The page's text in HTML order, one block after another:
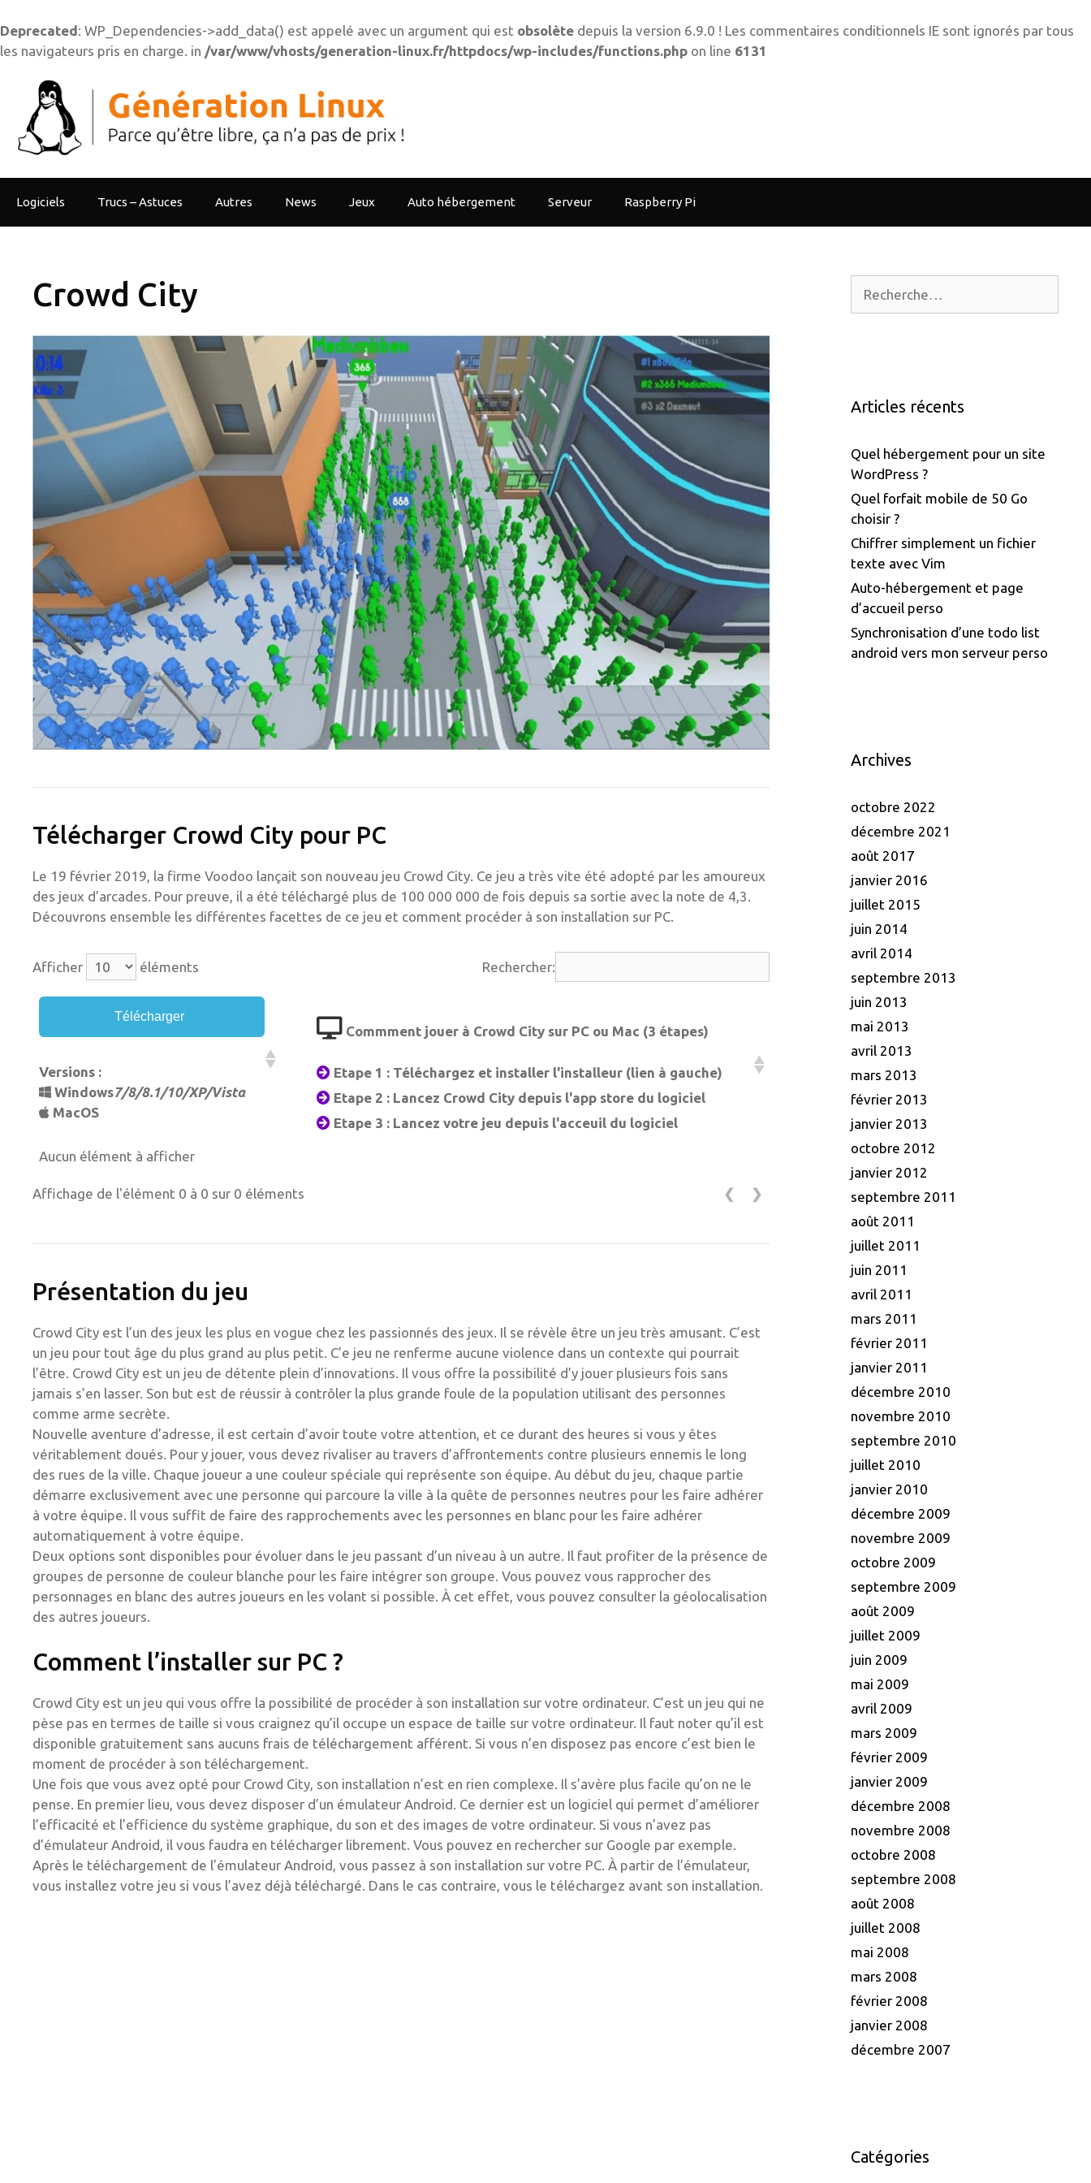
Deprecated: WP_Dependencies->add_data() est appelé avec un argument qui est obsolète depuis la version 6.9.0 ! Les commentaires conditionnels IE sont ignorés par tous
les navigateurs pris en charge. in /var/www/vhosts/generation-linux.fr/httpdocs/wp-includes/functions.php on line 6131
contenu
Logiciels Trucs – Astuces Autres News Jeux Auto hébergement Serveur Raspberry Pi
Crowd City
Télécharger Crowd City pour PC
Le 19 février 2019, la firme Voodoo lançait son nouveau jeu Crowd City. Ce jeu a très vite été adopté par les amoureux
des jeux d’arcades. Pour preuve, il a été téléchargé plus de 100 000 000 de fois depuis sa sortie avec la note de 4,3.
Découvrons ensemble les différentes facettes de ce jeu et comment procéder à son installation sur PC.
Afficher éléments Rechercher:
Télécharger
Versions :
Windows7/8/8.1/10/XP/Vista
MacOS
Commment jouer à Crowd City sur PC ou Mac (3 étapes)
Etape 1 : Téléchargez et installer l'installeur (lien à gauche)
Etape 2 : Lancez Crowd City depuis l'app store du logiciel
Etape 3 : Lancez votre jeu depuis l'acceuil du logiciel
Aucun élément à afficher
Affichage de l'élément 0 à 0 sur 0 éléments ❮ ❯
Présentation du jeu
Crowd City est l’un des jeux les plus en vogue chez les passionnés des jeux. Il se révèle être un jeu très amusant. C’est
un jeu pour tout âge du plus grand au plus petit. C’e jeu ne renferme aucune violence dans un contexte qui pourrait
l’être. Crowd City est un jeu de détente plein d’innovations. Il vous offre la possibilité d’y jouer plusieurs fois sans
jamais s’en lasser. Son but est de réussir à contrôler la plus grande foule de la population utilisant des personnes
comme arme secrète.
Nouvelle aventure d’adresse, il est certain d’avoir toute votre attention, et ce durant des heures si vous y êtes
véritablement doués. Pour y jouer, vous devez rivaliser au travers d’affrontements contre plusieurs ennemis le long
des rues de la ville. Chaque joueur a une couleur spéciale qui représente son équipe. Au début du jeu, chaque partie
démarre exclusivement avec une personne qui parcoure la ville à la quête de personnes neutres pour les faire adhérer
à votre équipe. Il vous suffit de faire des rapprochements avec les personnes en blanc pour les faire adhérer
automatiquement à votre équipe.
Deux options sont disponibles pour évoluer dans le jeu passant d’un niveau à un autre. Il faut profiter de la présence de
groupes de personne de couleur blanche pour les faire intégrer son groupe. Vous pouvez vous rapprocher des
personnages en blanc des autres joueurs en les volant si possible. À cet effet, vous pouvez consulter la géolocalisation
des autres joueurs.
Comment l’installer sur PC ?
Crowd City est un jeu qui vous offre la possibilité de procéder à son installation sur votre ordinateur. C’est un jeu qui ne
pèse pas en termes de taille si vous craignez qu’il occupe un espace de taille sur votre ordinateur. Il faut noter qu’il est
disponible gratuitement sans aucuns frais de téléchargement afférent. Si vous n’en disposez pas encore c’est bien le
moment de procéder à son téléchargement.
Une fois que vous avez opté pour Crowd City, son installation n’est en rien complexe. Il s’avère plus facile qu’on ne le
pense. En premier lieu, vous devez disposer d’un émulateur Android. Ce dernier est un logiciel qui permet d’améliorer
l’efficacité et l’efficience du système graphique, du son et des images de votre ordinateur. Si vous n’avez pas
d’émulateur Android, il vous faudra en télécharger librement. Vous pouvez en rechercher sur Google par exemple.
Après le téléchargement de l’émulateur Android, vous passez à son installation sur votre PC. À partir de l’émulateur,
vous installez votre jeu si vous l’avez déjà téléchargé. Dans le cas contraire, vous le téléchargez avant son installation.
Articles récents
Quel hébergement pour un site
WordPress ?
Quel forfait mobile de 50 Go
choisir ?
Chiffrer simplement un fichier
texte avec Vim
Auto-hébergement et page
d’accueil perso
Synchronisation d’une todo list
android vers mon serveur perso
Archives
octobre 2022
décembre 2021
août 2017
janvier 2016
juillet 2015
juin 2014
avril 2014
septembre 2013
juin 2013
mai 2013
avril 2013
mars 2013
février 2013
janvier 2013
octobre 2012
janvier 2012
septembre 2011
août 2011
juillet 2011
juin 2011
avril 2011
mars 2011
février 2011
janvier 2011
décembre 2010
novembre 2010
septembre 2010
juillet 2010
janvier 2010
décembre 2009
novembre 2009
octobre 2009
septembre 2009
août 2009
juillet 2009
juin 2009
mai 2009
avril 2009
mars 2009
février 2009
janvier 2009
décembre 2008
novembre 2008
octobre 2008
septembre 2008
août 2008
juillet 2008
mai 2008
mars 2008
février 2008
janvier 2008
décembre 2007
Catégories